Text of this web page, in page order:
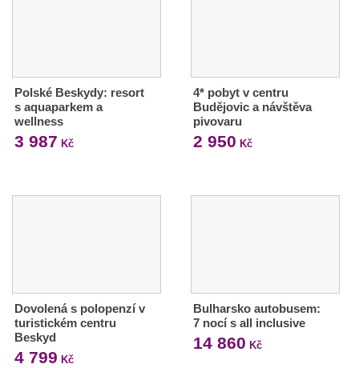
Polské Beskydy: resort
s aquaparkem a
wellness
3 987 Kč
4* pobyt v centru
Budějovic a návštěva
pivovaru
2 950 Kč
Dovolená s polopenzí v
turistickém centru
Beskyd
4 799 Kč
Bulharsko autobusem:
7 nocí s all inclusive
14 860 Kč